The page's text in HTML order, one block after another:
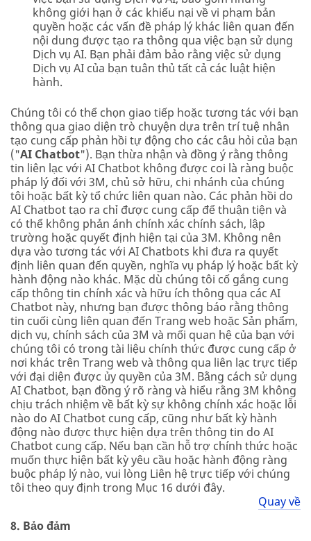
không giới hạn ở các khiếu nại về vi phạm bản
quyền hoặc các vấn đề pháp lý khác liên quan đến
nội dung được tạo ra thông qua việc bạn sử dụng
Dịch vụ AI. Bạn phải đảm bảo rằng việc sử dụng
Dịch vụ AI của bạn tuân thủ tất cả các luật hiện
hành.
Chúng tôi có thể chọn giao tiếp hoặc tương tác với bạn
thông qua giao diện trò chuyện dựa trên trí tuệ nhân
tạo cung cấp phản hồi tự động cho các câu hỏi của bạn
("AI Chatbot"). Bạn thừa nhận và đồng ý rằng thông
tin liên lạc với AI Chatbot không được coi là ràng buộc
pháp lý đối với 3M, chủ sở hữu, chi nhánh của chúng
tôi hoặc bất kỳ tổ chức liên quan nào. Các phản hồi do
AI Chatbot tạo ra chỉ được cung cấp để thuận tiện và
có thể không phản ánh chính xác chính sách, lập
trường hoặc quyết định hiện tại của 3M. Không nên
dựa vào tương tác với AI Chatbots khi đưa ra quyết
định liên quan đến quyền, nghĩa vụ pháp lý hoặc bất kỳ
hành động nào khác. Mặc dù chúng tôi cố gắng cung
cấp thông tin chính xác và hữu ích thông qua các AI
Chatbot này, nhưng bạn được thông báo rằng thông
tin cuối cùng liên quan đến Trang web hoặc Sản phẩm,
dịch vụ, chính sách của 3M và mối quan hệ của bạn với
chúng tôi có trong tài liệu chính thức được cung cấp ở
nơi khác trên Trang web và thông qua liên lạc trực tiếp
với đại diện được ủy quyền của 3M. Bằng cách sử dụng
AI Chatbot, bạn đồng ý rõ ràng và hiểu rằng 3M không
chịu trách nhiệm về bất kỳ sự không chính xác hoặc lỗi
nào do AI Chatbot cung cấp, cũng như bất kỳ hành
động nào được thực hiện dựa trên thông tin do AI
Chatbot cung cấp. Nếu bạn cần hỗ trợ chính thức hoặc
muốn thực hiện bất kỳ yêu cầu hoặc hành động ràng
buộc pháp lý nào, vui lòng Liên hệ trực tiếp với chúng
tôi theo quy định trong Mục 16 dưới đây.
Quay về
8. Bảo đảm